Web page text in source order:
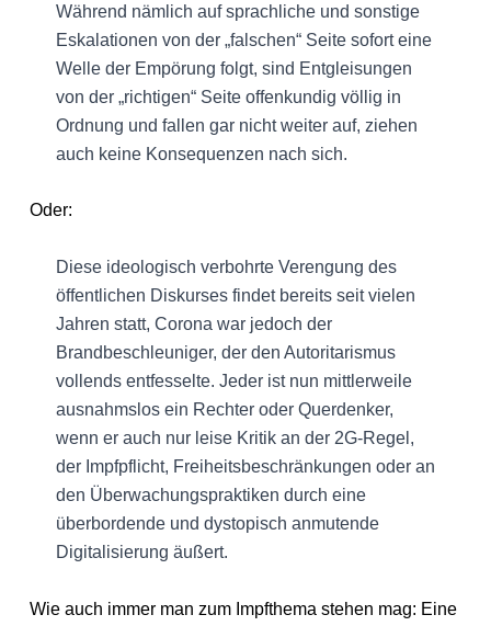
Während nämlich auf sprachliche und sonstige
Eskalationen von der „falschen“ Seite sofort eine
Welle der Empörung folgt, sind Entgleisungen
von der „richtigen“ Seite offenkundig völlig in
Ordnung und fallen gar nicht weiter auf, ziehen
auch keine Konsequenzen nach sich.
Oder:
Diese ideologisch verbohrte Verengung des
öffentlichen Diskurses findet bereits seit vielen
Jahren statt, Corona war jedoch der
Brandbeschleuniger, der den Autoritarismus
vollends entfesselte. Jeder ist nun mittlerweile
ausnahmslos ein Rechter oder Querdenker,
wenn er auch nur leise Kritik an der 2G-Regel,
der Impfpflicht, Freiheitsbeschränkungen oder an
den Überwachungspraktiken durch eine
überbordende und dystopisch anmutende
Digitalisierung äußert.
Wie auch immer man zum Impfthema stehen mag: Eine